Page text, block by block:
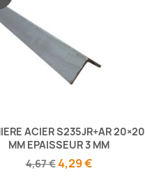
ACIER S235JR+AR 20×20
MM EPAISSEUR 3 MM
4,67 €4,29 €